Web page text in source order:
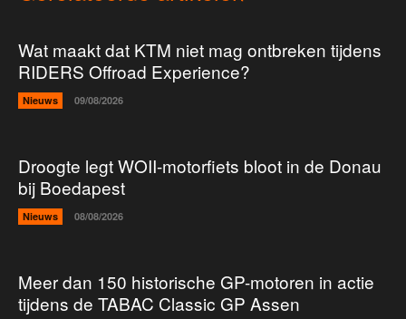
Wat maakt dat KTM niet mag ontbreken tijdens
RIDERS Offroad Experience?
Nieuws 09/08/2026
Droogte legt WOII-motorfiets bloot in de Donau
bij Boedapest
Nieuws 08/08/2026
Meer dan 150 historische GP-motoren in actie
tijdens de TABAC Classic GP Assen